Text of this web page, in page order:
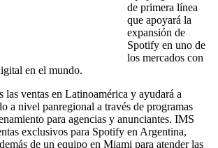
de primera línea
que apoyará la
expansión de
Spotify en uno de
los mercados con
en el mundo.
las ventas en Latinoamérica y ayudará a
a nivel panregional a través de programas
para agencias y anunciantes. IMS
exclusivos para Spotify en Argentina,
de un equipo en Miami para atender las